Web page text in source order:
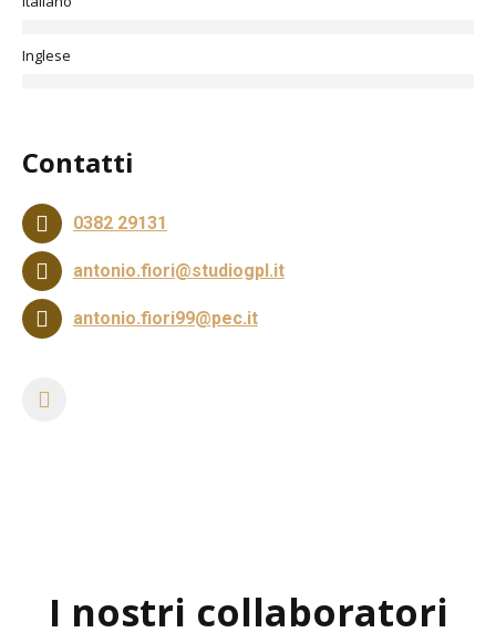
Inglese
Contatti
0382 29131
antonio.fiori@studiogpl.it
antonio.fiori99@pec.it
https://www.linkedin.com
I nostri collaboratori